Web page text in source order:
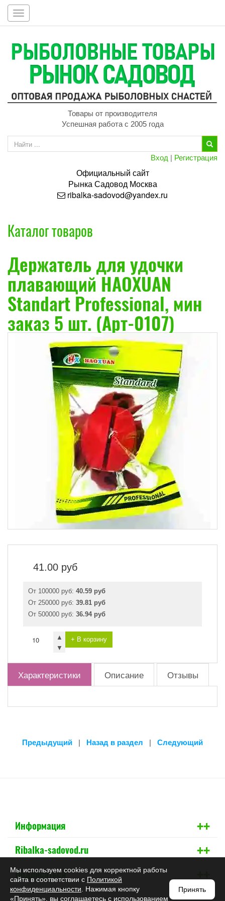
Toggle
navigation
Товары от производителя
Успешная работа с 2005 года
Вход | Регистрация
Официальный сайт
РынкаСадовод Москва
ribalka-sadovod@yandex.ru
Каталог товаров
Держатель для удочки
плавающий HAOXUAN
Standart Professional, мин
заказ 5 шт. (Арт-0107)
41.00 руб
От 100000 руб: 40.59 руб
От 250000 руб: 39.81 руб
От 500000 руб: 36.94 руб
▲
▼
+ В корзину
Характеристики Описание Отзывы
Предыдущий | Назад в раздел | Следующий
Информация +
+
Ribalka-sadovod.ru +
+
Подписаться +
+
Мы используем cookies для корректной работы
сайта в соответствии с Политикой
конфиденциальности . Нажимая кнопку
«Принять», вы соглашаетесь с использованием
Принять